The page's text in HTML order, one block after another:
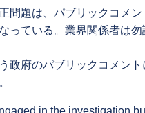
問題は、パブリックコメン
っている。業界関係者は
政府のパブリックコメント
in the investigation